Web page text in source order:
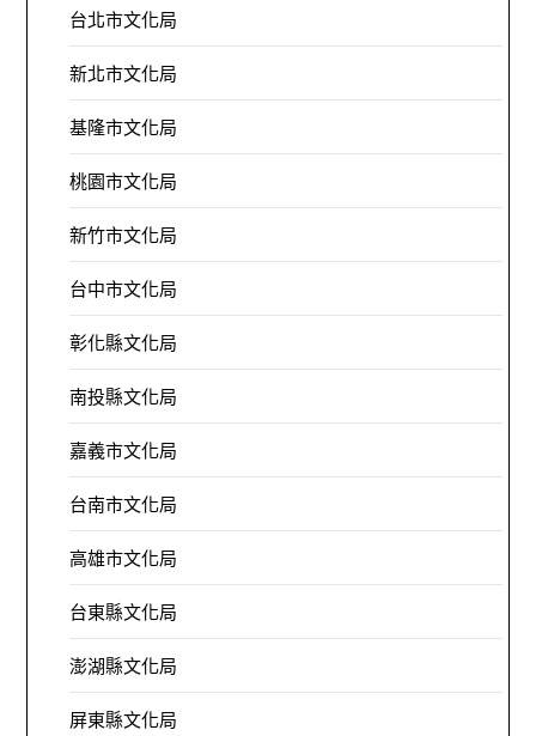
台北市文化局
新北市文化局
基隆市文化局
桃園市文化局
新竹市文化局
台中市文化局
彰化縣文化局
南投縣文化局
嘉義市文化局
台南市文化局
高雄市文化局
台東縣文化局
澎湖縣文化局
屏東縣文化局